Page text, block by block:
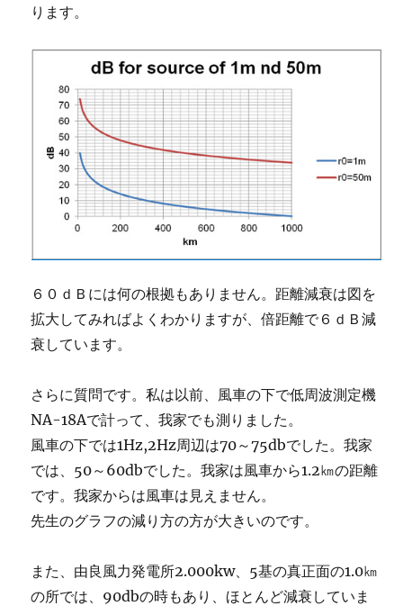
ります。
６０ｄＢには何の根拠もありません。距離減衰は図を
拡大してみればよくわかりますが、倍距離で６ｄＢ減
衰しています。
さらに質問です。私は以前、風車の下で低周波測定機
NA-18Aで計って、我家でも測りました。
風車の下では1Hz,2Hz周辺は70～75dbでした。我家
では、50～60dbでした。我家は風車から1.2㎞の距離
です。我家からは風車は見えません。
先生のグラフの減り方の方が大きいのです。
また、由良風力発電所2.000kw、5基の真正面の1.0㎞
の所では、90dbの時もあり、ほとんど減衰していま